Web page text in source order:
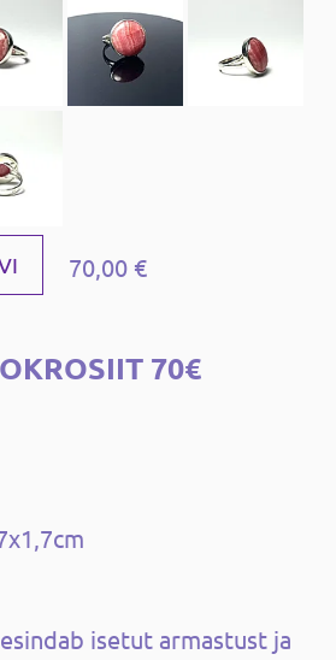
70,00 €
70€
esindab isetut armastust ja